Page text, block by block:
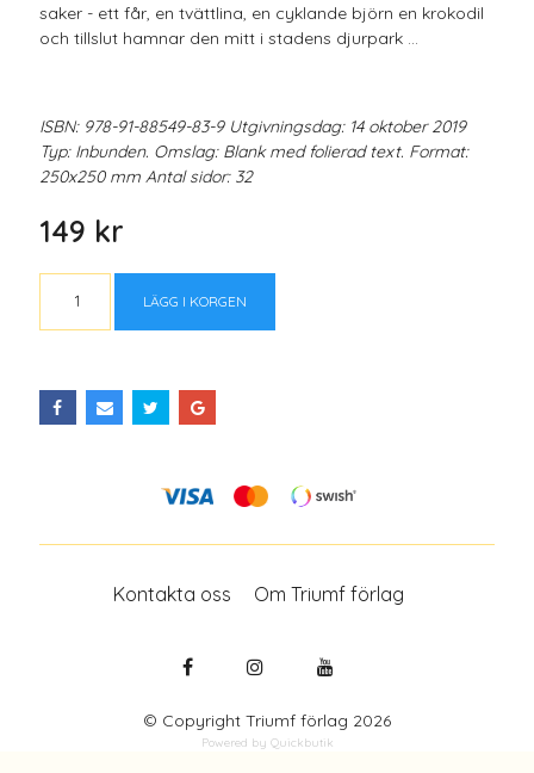
saker - ett får, en tvättlina, en cyklande björn en krokodil
och tillslut hamnar den mitt i stadens djurpark ...
ISBN: 978-91-88549-83-9 Utgivningsdag: 14 oktober 2019
Typ: Inbunden. Omslag: Blank med folierad text. Format:
250x250 mm Antal sidor: 32
149 kr
LÄGG I KORGEN
Kontakta oss Om Triumf förlag
© Copyright Triumf förlag 2026
Powered by Quickbutik